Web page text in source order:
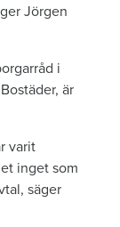
Jörgen
i
är
varit
inget som
säger